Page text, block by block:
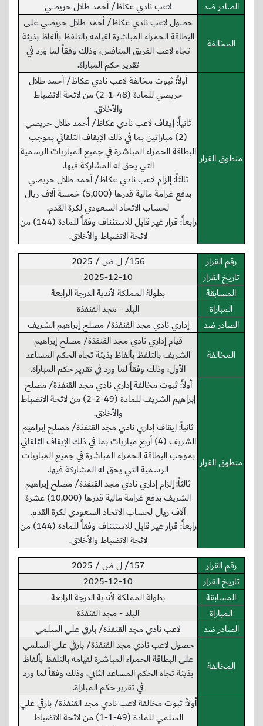
الصادر ضد لاعب نادي عكاظ/ أحمد طلال حريصي
المخالفة
حصول لاعب نادي عكاظ/ أحمد طلال حريصي على
البطاقة الحمراء المباشرة لقيامه بالتلفظ بألفاظ بذيئة
تجاه لاعب الفريق المنافس، وذلك وفقاً لما ورد في
تقرير حكم المباراة.
منطوق القرار
أولاً: ثبوت مخالفة لاعب نادي عكاظ/ أحمد طلال
حريصي للمادة (48-1-2) من لائحة الانضباط
والأخلاق.
ثانياً: إيقاف لاعب نادي عكاظ/ أحمد طلال حريصي
(2) مباراتين بما في ذلك الإيقاف التلقائي بموجب
البطاقة الحمراء المباشرة في جميع المباريات الرسمية
التي يحق له المشاركة فيها.
ثالثاً: إلزام لاعب نادي عكاظ/ أحمد طلال حريصي
بدفع غرامة مالية قدرها (5,000) خمسة آلاف ريال
لحساب الاتحاد السعودي لكرة القدم.
رابعاً: قرار غير قابل للاستئناف وفقاً للمادة (144) من
لائحة الانضباط والأخلاق.
رقم القرار
156/ ل ض / 2025
تاريخ القرار
2025-12-10
المسابقة
بطولة المملكة لأندية الدرجة الرابعة
المباراة
البلد - مجد القنفذة
الصادر ضد
إداري نادي مجد القنفذة/ مصلح إبراهيم الشريف
المخالفة
قيام إداري نادي مجد القنفذة/ مصلح إبراهيم
الشريف بالتلفظ بألفاظ بذيئة تجاه الحكم المساعد
الأول، وذلك وفقاً لما ورد في تقرير حكم المباراة.
منطوق القرار
أولاً: ثبوت مخالفة إداري نادي مجد القنفذة/ مصلح
إبراهيم الشريف للمادة (49-2-2) من لائحة الانضباط
والأخلاق.
ثانياً: إيقاف إداري نادي مجد القنفذة/ مصلح إبراهيم
الشريف (4) أربع مباريات بما في ذلك الإيقاف التلقائي
بموجب البطاقة الحمراء المباشرة في جميع المباريات
الرسمية التي يحق له المشاركة فيها.
ثالثاً: إلزام إداري نادي مجد القنفذة/ مصلح إبراهيم
الشريف بدفع غرامة مالية قدرها (10,000) عشرة
آلاف ريال لحساب الاتحاد السعودي لكرة القدم.
رابعاً: قرار غير قابل للاستئناف وفقاً للمادة (144) من
لائحة الانضباط والأخلاق.
رقم القرار
157/ ل ض / 2025
تاريخ القرار
2025-12-10
المسابقة
بطولة المملكة لأندية الدرجة الرابعة
المباراة
البلد - مجد القنفذة
الصادر ضد
لاعب نادي مجد القنفذة/ بارقي علي السلمي
المخالفة
حصول لاعب نادي مجد القنفذة/ بارقي علي السلمي
على البطاقة الحمراء المباشرة لقيامه بالتلفظ بألفاظ
بذيئة تجاه الحكم المساعد الثاني، وذلك وفقاً لما ورد
في تقرير حكم المباراة.
أولاً: ثبوت مخالفة لاعب نادي مجد القنفذة/ بارقي علي
السلمي للمادة (49-1-1) من لائحة الانضباط